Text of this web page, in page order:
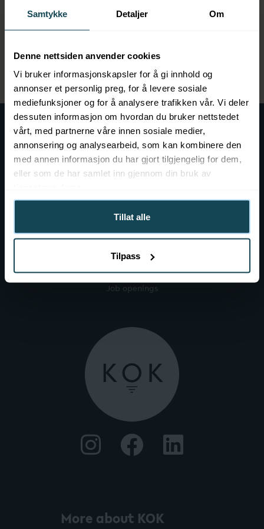
Samtykke Detaljer Om
Denne nettsiden anvender cookies
Vi bruker informasjonskapsler for å gi innhold og
annonser et personlig preg, for å levere sosiale
mediefunksjoner og for å analysere trafikken vår. Vi deler
dessuten informasjon om hvordan du bruker nettstedet
vårt, med partnerne våre innen sosiale medier,
annonsering og analysearbeid, som kan kombinere den
med annen informasjon du har gjort tilgjengelig for dem,
eller som de har samlet inn gjennom din bruk av
Tillat alle
Tilpass
Practical info
Frequently asked questions
Contact
Event at KOK
Job openings
More about KOK